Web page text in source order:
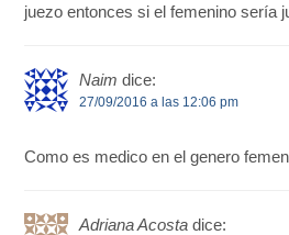
juezo entonces si el femenino sería
Naim dice:
27/09/2016 a las 12:06 pm
Como es medico en el genero
Adriana Acosta dice: